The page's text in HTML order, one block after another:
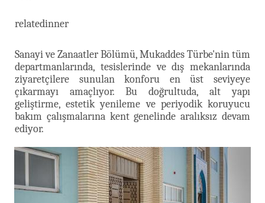
relatedinner
Sanayi ve Zanaatler Bölümü, Mukaddes Türbe'nin tüm
departmanlarında, tesislerinde ve dış mekanlarında
ziyaretçilere sunulan konforu en üst seviyeye
çıkarmayı amaçlıyor. Bu doğrultuda, alt yapı
geliştirme, estetik yenileme ve periyodik koruyucu
bakım çalışmalarına kent genelinde aralıksız devam
ediyor.